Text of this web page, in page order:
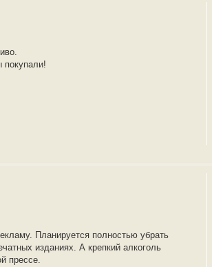
покупали!
Планируется полностью убрать
изданиях. А крепкий алкоголь
прессе.